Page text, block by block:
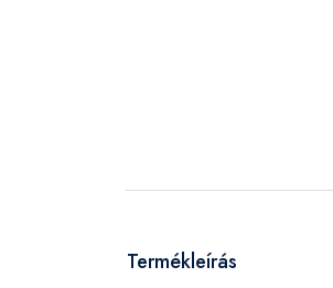
Termékleírás